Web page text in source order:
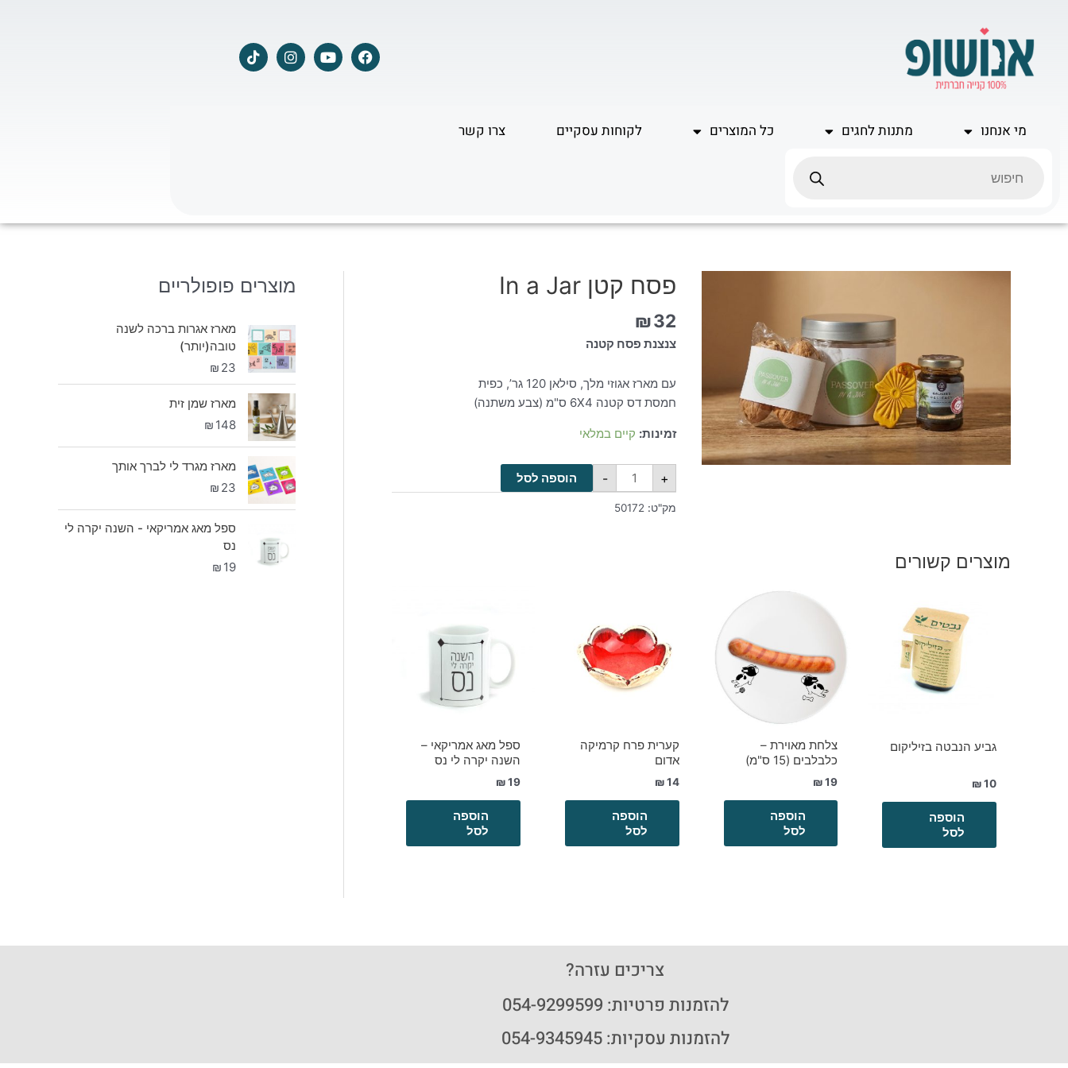
F
a
c
Y
o
u
I
n
s
T
i
k
מי אנחנו מתנות לחגים כל המוצרים לקוחות עסקיים צרו קשר
פסח קטן In a Jar
₪32
צנצנת פסח קטנה
עם מארז אגוזי מלך, סילאן 120 גר’, כפית
חמסת דס קטנה 6X4 ס"מ (צבע משתנה)
זמינות: קיים במלאי
- + הוספה לסל
מק"ט: 50172
מוצרים קשורים
גביע הנבטה בזיליקום
₪10
הוספה
לסל
צלחת מאוירת –
כלבלבים (15 ס"מ)
₪ 19
הוספה
לסל
קערית פרח קרמיקה
אדום
₪14
הוספה
לסל
ספל מאג אמריקאי –
השנה יקרה לי נס
₪19
הוספה
לסל
מוצרים פופולריים
מארז אגרות ברכה לשנה
טובה(יותר)
₪ 23
מארז שמן זית
₪ 148
מארז מגרד לי לברך אותך
₪ 23
ספל מאג אמריקאי - השנה יקרה לי
נס
₪ 19
צריכים עזרה?
להזמנות פרטיות: 054-9299599
להזמנות עסקיות: 054-9345945